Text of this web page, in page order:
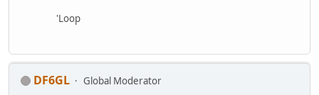
'Loop
DF6GL
Global Moderator